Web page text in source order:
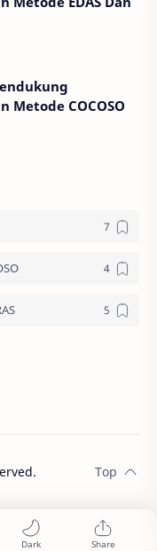
Metode COCOSO